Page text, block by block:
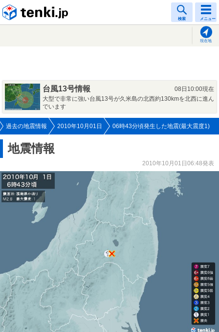
検索 メニュー
現在地
台風13号情報
08日10:00現在
大型で非常に強い台風13号が久米島の北西約130kmを北西に進ん
でいます
過去の地震情報 2010年10月01日 06時43分頃発生した地震(最大震度1)
地震情報
2010年10月01日06:48発表